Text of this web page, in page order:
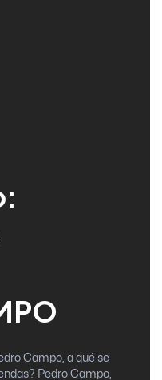
Campo, a qué se
Pedro Campo,